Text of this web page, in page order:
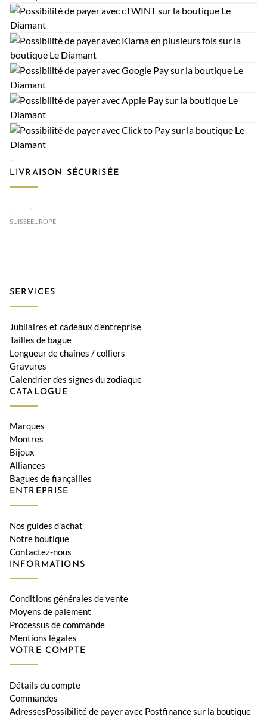
LIVRAISON SÉCURISÉE
SUISSEEUROPE
SERVICES
Jubilaires et cadeaux d'entreprise
Tailles de bague
Longueur de chaînes / colliers
Gravures
Calendrier des signes du zodiaque
CATALOGUE
Marques
Montres
Bijoux
Alliances
Bagues de fiançailles
ENTREPRISE
Nos guides d'achat
Notre boutique
Contactez-nous
INFORMATIONS
Conditions générales de vente
Moyens de paiement
Processus de commande
Mentions légales
VOTRE COMPTE
Détails du compte
Commandes
AdressesPossibilité de payer avec Postfinance sur la boutique